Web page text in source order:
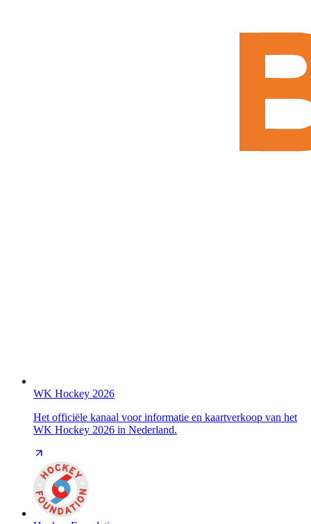
WK Hockey 2026
Het officiële kanaal voor informatie en kaartverkoop van het
WK Hockey 2026 in Nederland.